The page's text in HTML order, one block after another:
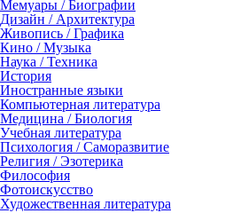
Мемуары / Биографии
Дизайн / Архитектура
Живопись / Графика
Кино / Музыка
Наука / Техника
История
Иностранные языки
Компьютерная литература
Медицина / Биология
Учебная литература
Психология / Саморазвитие
Религия / Эзотерика
Философия
Фотоискусство
Художественная литература